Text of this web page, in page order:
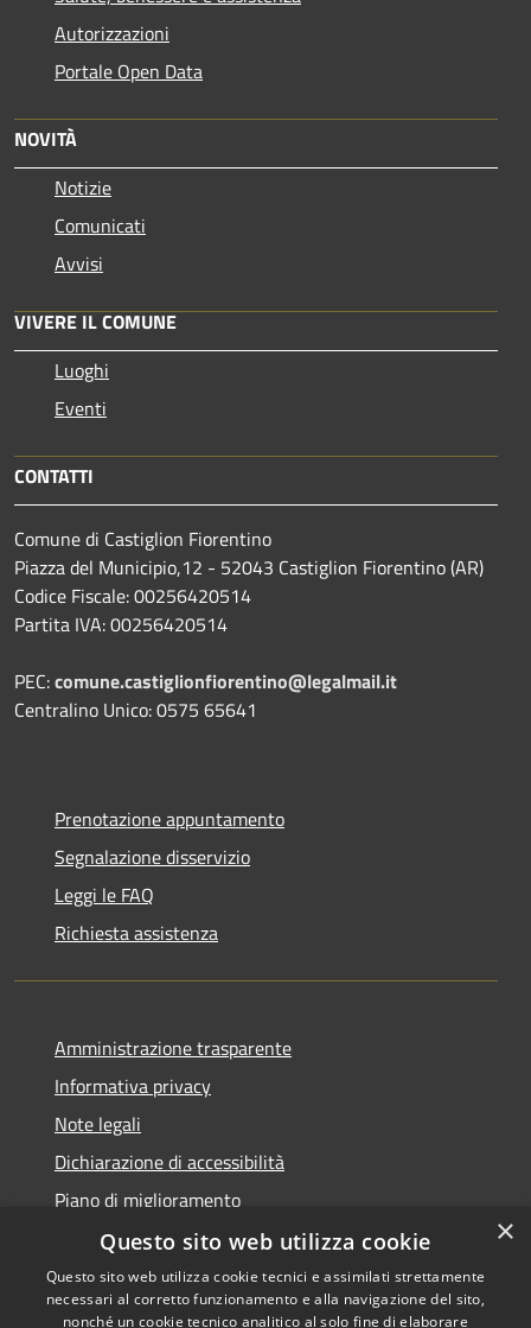
Autorizzazioni
Portale Open Data
NOVITÀ
Notizie
Comunicati
Avvisi
VIVERE IL COMUNE
Luoghi
Eventi
CONTATTI
Comune di Castiglion Fiorentino
Piazza del Municipio,12 - 52043 Castiglion Fiorentino (AR)
Codice Fiscale: 00256420514
Partita IVA: 00256420514
PEC:comune.castiglionfiorentino@legalmail.it
Centralino Unico: 0575 65641
Prenotazione appuntamento
Segnalazione disservizio
Leggi le FAQ
Richiesta assistenza
Amministrazione trasparente
Informativa privacy
Note legali
Dichiarazione di accessibilità
Piano di miglioramento
Copyright © 2026 • Comune di
×
Questo sito web utilizza cookie
Questo sito web utilizza cookie tecnici e assimilati strettamente
necessari al corretto funzionamento e alla navigazione del sito,
nonché un cookie tecnico analitico al solo fine di elaborare